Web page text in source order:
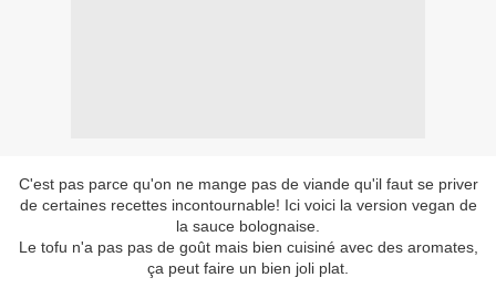
C'est pas parce qu'on ne mange pas de viande qu'il faut se priver
de certaines recettes incontournable! Ici voici la version vegan de
la sauce bolognaise.
Le tofu n'a pas pas de goût mais bien cuisiné avec des aromates,
ça peut faire un bien joli plat.